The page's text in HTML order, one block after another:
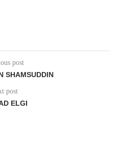
post
SHAMSUDDIN
post
ELGI